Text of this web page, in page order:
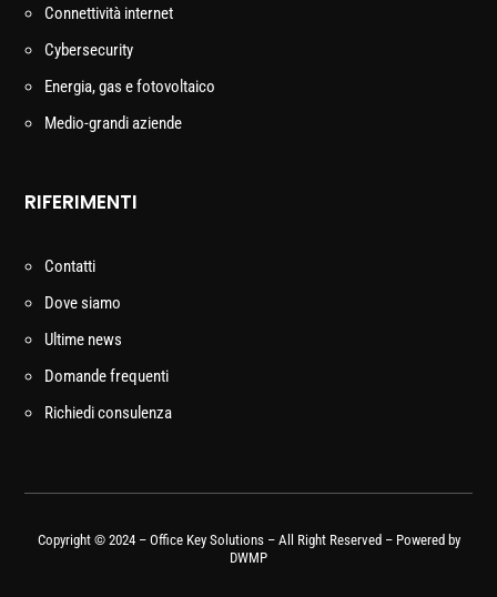
Connettività internet
Cybersecurity
Energia, gas e fotovoltaico
Medio-grandi aziende
RIFERIMENTI
Contatti
Dove siamo
Ultime news
Domande frequenti
Richiedi consulenza
Copyright © 2024 – Office Key Solutions – All Right Reserved – Powered by
DWMP